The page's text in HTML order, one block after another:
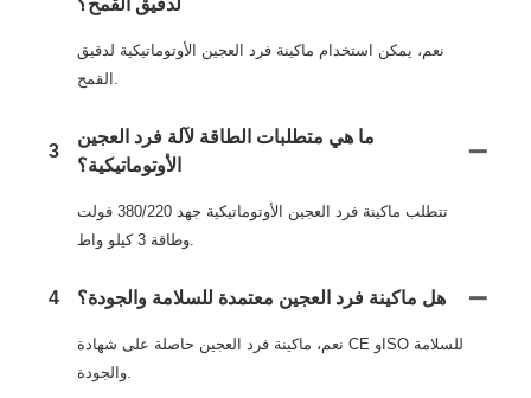
لدقيق القمح؟
نعم، يمكن استخدام ماكينة فرد العجين الأوتوماتيكية لدقيق
3
ما هي متطلبات الطاقة لآلة فرد العجين
الأوتوماتيكية؟
تتطلب ماكينة فرد العجين الأوتوماتيكية جهد 380/220 فولت
4 هل ماكينة فرد العجين معتمدة للسلامة والجودة؟
نعم، ماكينة فرد العجين حاصلة على شهادة CE وISO للسلامة